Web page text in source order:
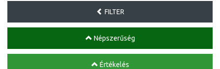
FILTER
Népszerűség
Értékelés